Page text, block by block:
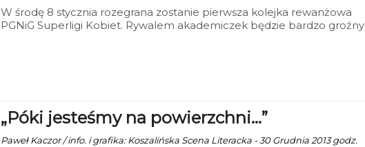
W środę 8 stycznia rozegrana zostanie pierwsza kolejka rewanżowa
PGNiG Superligi Kobiet. Rywalem akademiczek będzie bardzo groźny
„Póki jesteśmy na powierzchni…”
Paweł Kaczor / info. i grafika: Koszalińska Scena Literacka - 30 Grudnia 2013 godz.